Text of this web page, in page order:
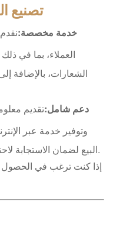
تصنيع
خدمة مخصصة:
العملاء، بما في
الشعارات، بالإضافة
دعم شامل:تقديم
إذا كنت ترغب في الحصول